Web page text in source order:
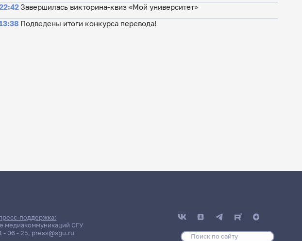
Завершилась викторина-квиз «Мой университет»
Подведены итоги конкурса перевода!
поддержка:
медиакоммуникаций СГУ
- 06 - 25, press@sgu.ru